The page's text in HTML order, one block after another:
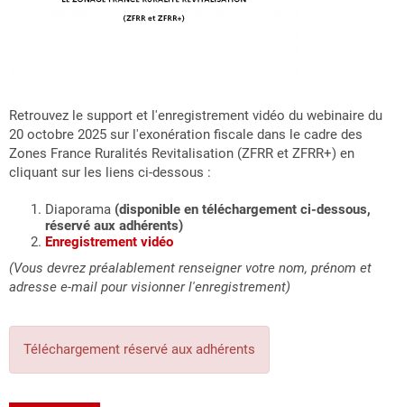
Retrouvez le support et l'enregistrement vidéo du webinaire du
20 octobre 2025 sur l'exonération fiscale dans le cadre des
Zones France Ruralités Revitalisation (ZFRR et ZFRR+) en
cliquant sur les liens ci-dessous :
Diaporama (disponible en téléchargement ci-dessous,
réservé aux adhérents)
Enregistrement vidéo
(Vous devrez préalablement renseigner votre nom, prénom et
adresse e-mail pour visionner l'enregistrement)
Téléchargement réservé aux adhérents